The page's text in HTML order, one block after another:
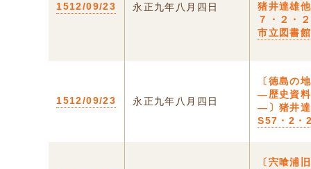
1512/09/23 永正九年八月四日
猪井達雄
７・２・
市立図書
1512/09/23 永正九年八月四日
〔徳島の
―歴史資
―〕猪井
S57・2・
〔宍喰浦